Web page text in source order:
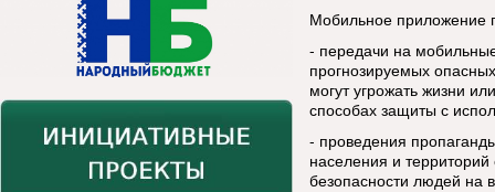
Мобильное приложение
- передачи на
прогнозируемых
могут угрожать жизни
способах защиты с
- проведения
населения и
безопасности людей на